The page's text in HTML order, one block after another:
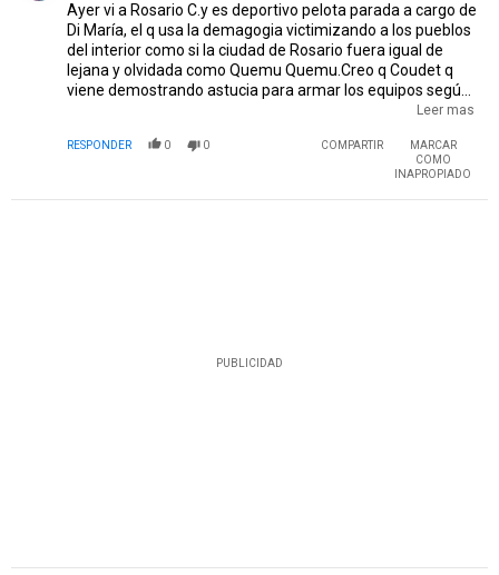
Ayer vi a Rosario C.y es deportivo pelota parada a cargo de
Di María, el q usa la demagogia victimizando a los pueblos
del interior como si la ciudad de Rosario fuera igual de
lejana y olvidada como Quemu Quemu.Creo q Coudet q
viene demostrando astucia para armar los equipos según
el rival q enfrente, debería poner tres centrales, Pezella de
la cantidad de centros q tiran los de Almirón durante todo
Leer mas
RESPONDER 0 0 COMPARTIR
MARCAR
COMO
INAPROPIADO
PUBLICIDAD